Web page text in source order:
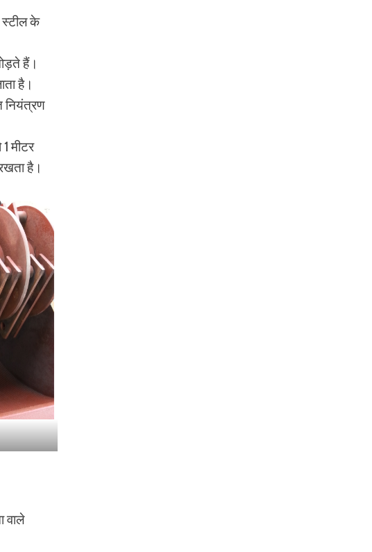
स्टील के
हैं।
है।
नियंत्रण
मीटर
है।
वाले